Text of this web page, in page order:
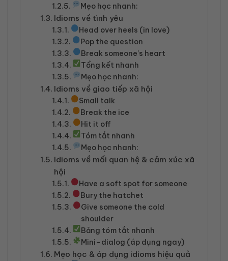
Mẹo học nhanh:
Idioms về tình yêu
Head over heels (in love)
Pop the question
Break someone’s heart
Tổng kết nhanh
Mẹo học nhanh:
Idioms về giao tiếp xã hội
Small talk
Break the ice
Hit it off
Tóm tắt nhanh
Mẹo học nhanh:
Idioms về mối quan hệ & cảm xúc xã
hội
Have a soft spot for someone
Bury the hatchet
Give someone the cold
shoulder
Bảng tóm tắt nhanh
Mini–dialog (áp dụng ngay)
Mẹo học & áp dụng idioms hiệu quả